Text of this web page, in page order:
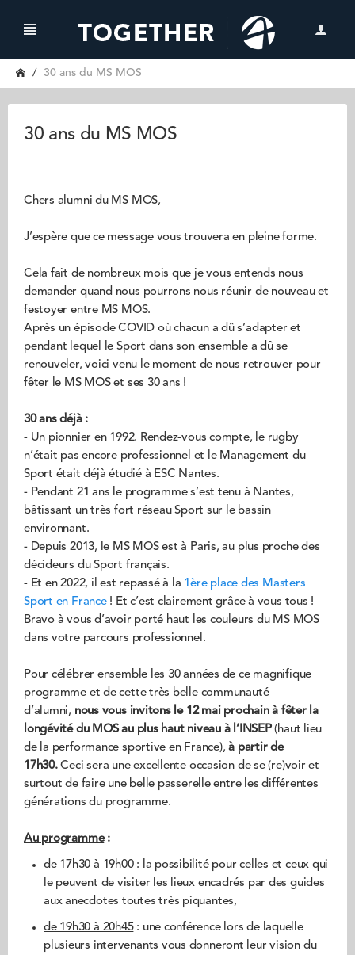
30 ans du MS MOS
30 ans du MS MOS
Chers alumni du MS MOS,
J’espère que ce message vous trouvera en pleine forme.
Cela fait de nombreux mois que je vous entends nous
demander quand nous pourrons nous réunir de nouveau et
festoyer entre MS MOS.
Après un épisode COVID où chacun a dû s’adapter et
pendant lequel le Sport dans son ensemble a dû se
renouveler, voici venu le moment de nous retrouver pour
fêter le MS MOS et ses 30 ans !
30 ans déjà :
- Un pionnier en 1992. Rendez-vous compte, le rugby
n’était pas encore professionnel et le Management du
Sport était déjà étudié à ESC Nantes.
- Pendant 21 ans le programme s’est tenu à Nantes,
bâtissant un très fort réseau Sport sur le bassin
environnant.
- Depuis 2013, le MS MOS est à Paris, au plus proche des
décideurs du Sport français.
- Et en 2022, il est repassé à la 1ère place des Masters
Sport en France! Et c’est clairement grâce à vous tous !
Bravo à vous d’avoir porté haut les couleurs du MS MOS
dans votre parcours professionnel.
Pour célébrer ensemble les 30 années de ce magnifique
programme et de cette très belle communauté
d’alumni, nous vous invitons le 12 mai prochain à fêter la
longévité du MOS au plus haut niveau à l’INSEP(haut lieu
de la performance sportive en France),à partir de
17h30.Ceci sera une excellente occasion de se (re)voir et
surtout de faire une belle passerelle entre les différentes
générations du programme.
Au programme:
de 17h30 à 19h00: la possibilité pour celles et ceux qui
le peuvent de visiter les lieux encadrés par des guides
aux anecdotes toutes très piquantes,
de 19h30 à 20h45: une conférence lors de laquelle
plusieurs intervenants vous donneront leur vision du